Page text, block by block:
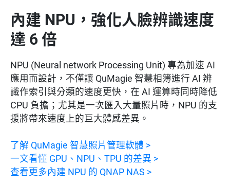
內建 NPU，強化人臉辨識速度
達 6 倍
NPU (Neural network Processing Unit) 專為加速 AI
應用而設計，不僅讓 QuMagie 智慧相簿進行 AI 辨
識作索引與分類的速度更快，在 AI 運算時同時降低
CPU 負擔；尤其是一次匯入大量照片時，NPU 的支
援將帶來速度上的巨大體感差異。
了解 QuMagie 智慧照片管理軟體 >
一文看懂 GPU、NPU、TPU 的差異 >
查看更多內建 NPU 的 QNAP NAS >